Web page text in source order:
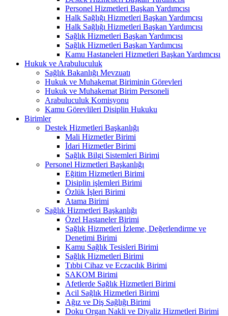
Personel Hizmetleri Başkan Yardımcısı
Halk Sağlığı Hizmetleri Başkan Yardımcısı
Halk Sağlığı Hizmetleri Başkan Yardımcısı
Sağlık Hizmetleri Başkan Yardımcısı
Sağlık Hizmetleri Başkan Yardımcısı
Kamu Hastaneleri Hizmetleri Başkan Yardımcısı
Hukuk ve Arabuluculuk
Sağlık Bakanlığı Mevzuatı
Hukuk ve Muhakemat Biriminin Görevleri
Hukuk ve Muhakemat Birim Personeli
Arabuluculuk Komisyonu
Kamu Görevlileri Disiplin Hukuku
Birimler
Destek Hizmetleri Başkanlığı
Mali Hizmetler Birimi
İdari Hizmetler Birimi
Sağlık Bilgi Sistemleri Birimi
Personel Hizmetleri Başkanlığı
Eğitim Hizmetleri Birimi
Disiplin işlemleri Birimi
Özlük İşleri Birimi
Atama Birimi
Sağlık Hizmetleri Başkanlığı
Özel Hastaneler Birimi
Sağlık Hizmetleri İzleme, Değerlendirme ve
Denetimi Birimi
Kamu Sağlık Tesisleri Birimi
Sağlık Hizmetleri Birimi
Tıbbi Cihaz ve Eczacılık Birimi
SAKOM Birimi
Afetlerde Sağlık Hizmetleri Birimi
Acil Sağlık Hizmetleri Birimi
Ağız ve Diş Sağlığı Birimi
Doku Organ Nakli ve Diyaliz Hizmetleri Birimi